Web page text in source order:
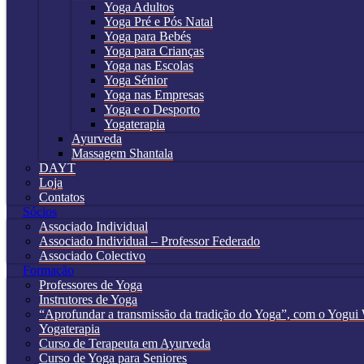
Yoga Adultos
Yoga Pré e Pós Natal
Yoga para Bebés
Yoga para Crianças
Yoga nas Escolas
Yoga Sénior
Yoga nas Empresas
Yoga e o Desporto
Yogaterapia
Ayurveda
Massagem Shantala
DAYT
Loja
Contatos
Sócios
Associado Individual
Associado Individual – Professor Federado
Associado Colectivo
Formação
Professores de Yoga
Instrutores de Yoga
“Aprofundar a transmissão da tradição do Yoga”, com o Yogui
Yogaterapia
Curso de Terapeuta em Ayurveda
Curso de Yoga para Seniores